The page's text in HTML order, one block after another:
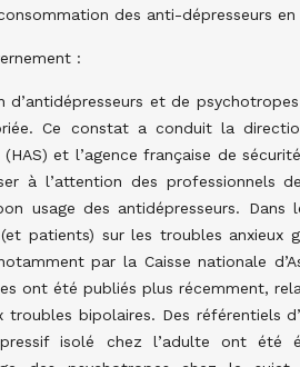
des anti-dépresseurs en
:
d’antidépresseurs et de
Ce constat a conduit la
et l’agence française de
à l’attention des professionnels
usage des antidépresseurs.
(et patients) sur les troubles
par la Caisse nationale
ont été publiés plus récemment,
troubles bipolaires. Des référentiels
isolé chez l’adulte ont